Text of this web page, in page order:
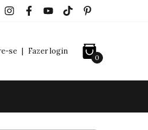
se | Fazer login
0